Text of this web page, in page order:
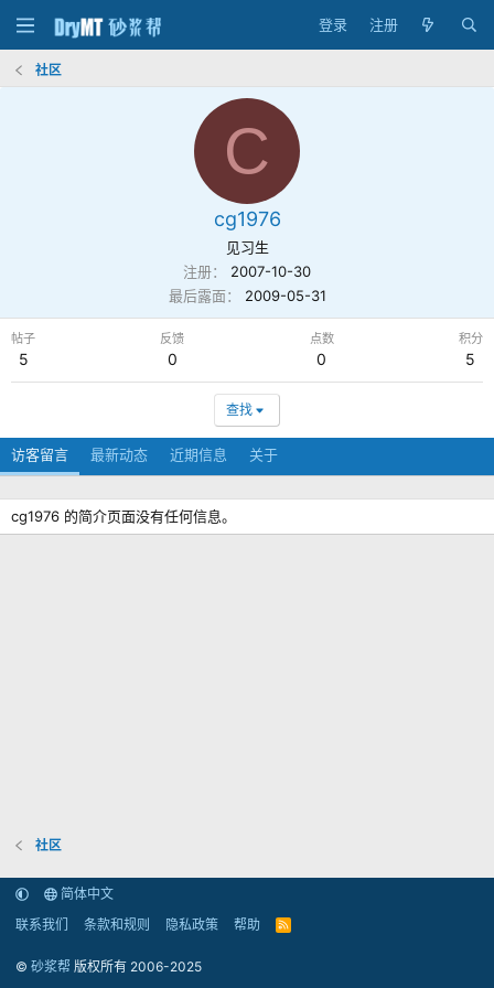
登录 注册
社区
C
cg1976
见习生
注册
2007-10-30
最后露面
2009-05-31
帖子
5
反馈
0
点数
0
积分
5
查找
访客留言 最新动态 近期信息 关于
cg1976 的简介页面没有任何信息。
社区
简体中文
联系我们
条款和规则 隐私政策 帮助
R
© 砂浆帮 版权所有 2006-2025